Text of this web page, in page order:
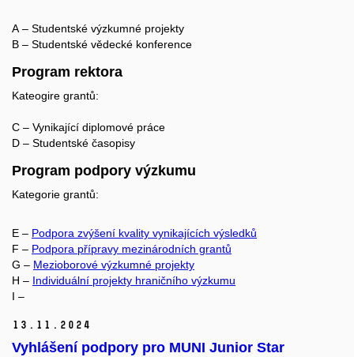
A – Studentské výzkumné projekty
B – Studentské vědecké konference
Program rektora
Kateogire grantů:
C – Vynikající diplomové práce
D – Studentské časopisy
Program podpory výzkumu
Kategorie grantů:
E – Podpora zvýšení kvality vynikajících výsledků
F – Podpora přípravy mezinárodních grantů
G – Mezioborové výzkumné projekty
H – Individuální projekty hraničního výzkumu
I –
13. 11. 2024
Vyhlášení podpory pro MUNI Junior Star